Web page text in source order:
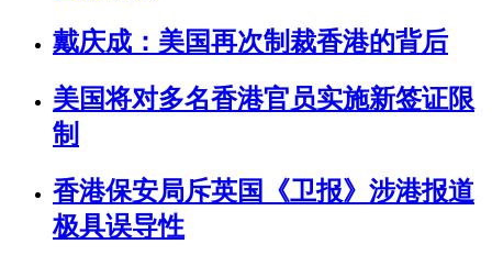
戴庆成：美国再次制裁香港的背后
美国将对多名香港官员实施新签证限
制
香港保安局斥英国《卫报》涉港报道
极具误导性